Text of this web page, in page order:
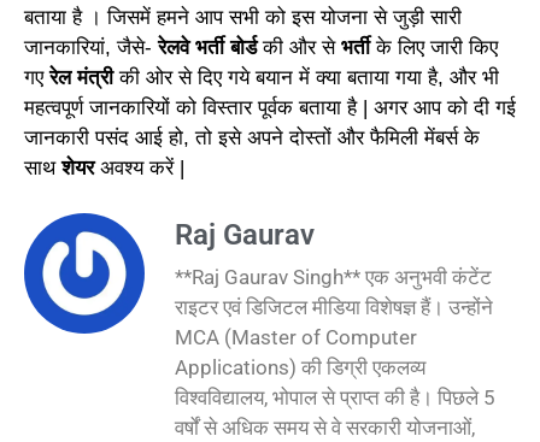
बताया है । जिसमें हमने आप सभी को इस योजना से जुड़ी सारी
जानकारियां, जैसे-रेलवे भर्ती बोर्डकी और से भर्तीके लिए जारी किए
गएरेल मंत्रीकी ओर से दिए गये बयान में क्या बताया गया है, और भी
महत्वपूर्ण जानकारियों को विस्तार पूर्वक बताया है | अगर आप को दी गई
जानकारी पसंद आई हो, तो इसे अपने दोस्तों और फैमिली मेंबर्स के
साथशेयरअवश्य करें |
Raj Gaurav
**Raj Gaurav Singh** एक अनुभवी कंटेंट
राइटर एवं डिजिटल मीडिया विशेषज्ञ हैं। उन्होंने
MCA (Master of Computer
Applications) की डिग्री एकलव्य
विश्वविद्यालय, भोपाल से प्राप्त की है। पिछले 5
वर्षों से अधिक समय से वे सरकारी योजनाओं,